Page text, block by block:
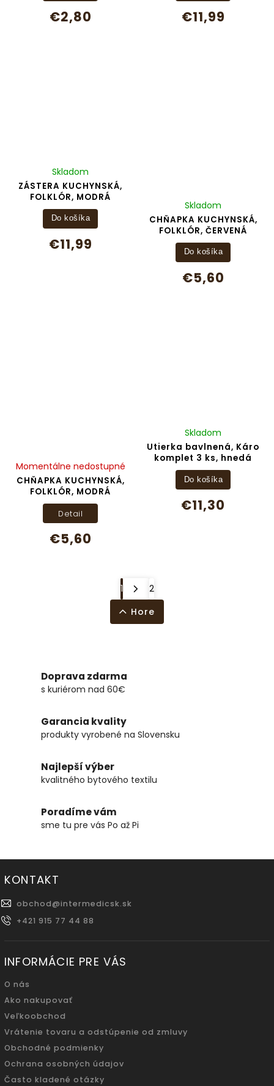
€2,80 €11,99
ZÁSTERA KUCHYNSKÁ,
FOLKLÓR, MODRÁ
Skladom
€11,99
Do košíka
CHŇAPKA KUCHYNSKÁ,
FOLKLÓR, ČERVENÁ
Skladom
€5,60
Do košíka
CHŇAPKA KUCHYNSKÁ,
FOLKLÓR, MODRÁ
Momentálne nedostupné
€5,60
Detail
Utierka bavlnená, Káro
komplet 3 ks, hnedá
Skladom
€11,30
Do košíka
1
2
Hore
Doprava zdarma
s kuriérom nad 60€
Garancia kvality
produkty vyrobené na Slovensku
Najlepší výber
kvalitného bytového textilu
Poradíme vám
sme tu pre vás Po až Pi
KONTAKT
obchod@intermedicsk.sk
+421 915 77 44 88
INFORMÁCIE PRE VÁS
O nás
Ako nakupovať
Veľkoobchod
Vrátenie tovaru a odstúpenie od zmluvy
Obchodné podmienky
Ochrana osobných údajov
Často kladené otázky